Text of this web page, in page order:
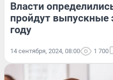
Власти
пройдут выпускные
году
14 сентября, 2024, 08:00 1 700